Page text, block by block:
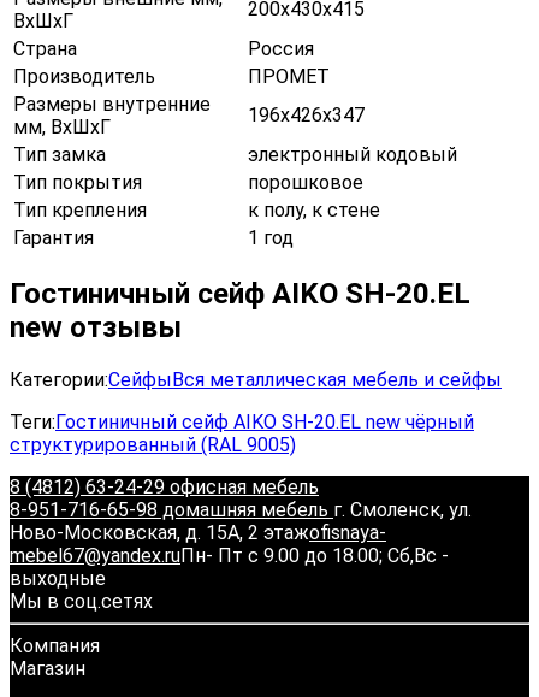
ВхШхГ
200х430х415
Страна
Россия
Производитель
ПРОМЕТ
Размеры внутренние
мм, ВхШхГ
196х426х347
Тип замка
электронный кодовый
Тип покрытия
порошковое
Тип крепления
к полу, к стене
Гарантия
1 год
Гостиничный сейф AIKO SH-20.EL
new отзывы
Категории:СейфыВся металлическая мебель и сейфы
Теги:Гостиничный сейф AIKO SH-20.EL new чёрный
структурированный (RAL 9005)
8 (4812) 63-24-29 офисная мебель
8-951-716-65-98 домашняя мебель г. Смоленск, ул.
Ново-Московская, д. 15А, 2 этажofisnaya-
mebel67@yandex.ruПн- Пт с 9.00 до 18.00; Сб,Вс -
выходные
Мы в соц.сетях
Компания
Магазин